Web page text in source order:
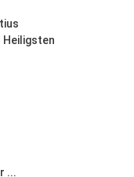
Heiligsten
...